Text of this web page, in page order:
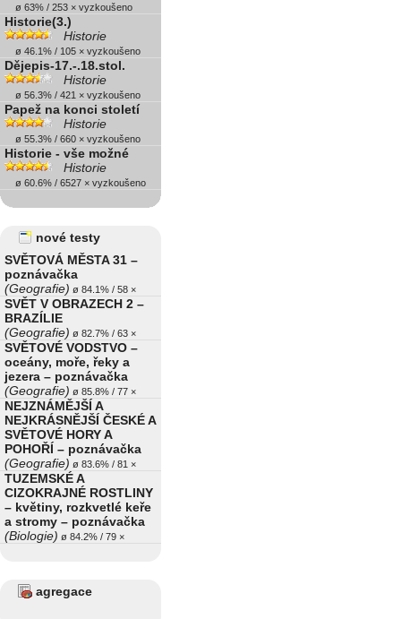
ø 63% / 253 × vyzkoušeno
Historie(3.)
Historie
ø 46.1% / 105 × vyzkoušeno
Dějepis-17.-.18.stol.
Historie
ø 56.3% / 421 × vyzkoušeno
Papež na konci století
Historie
ø 55.3% / 660 × vyzkoušeno
Historie - vše možné
Historie
ø 60.6% / 6527 × vyzkoušeno
nové testy
SVĚTOVÁ MĚSTA 31 –
poznávačka
(Geografie) ø 84.1% / 58 ×
SVĚT V OBRAZECH 2 –
BRAZÍLIE
(Geografie) ø 82.7% / 63 ×
SVĚTOVÉ VODSTVO –
oceány, moře, řeky a
jezera – poznávačka
(Geografie) ø 85.8% / 77 ×
NEJZNÁMĚJŠÍ A
NEJKRÁSNĚJŠÍ ČESKÉ A
SVĚTOVÉ HORY A
POHOŘÍ – poznávačka
(Geografie) ø 83.6% / 81 ×
TUZEMSKÉ A
CIZOKRAJNÉ ROSTLINY
– květiny, rozkvetlé keře
a stromy – poznávačka
(Biologie) ø 84.2% / 79 ×
agregace